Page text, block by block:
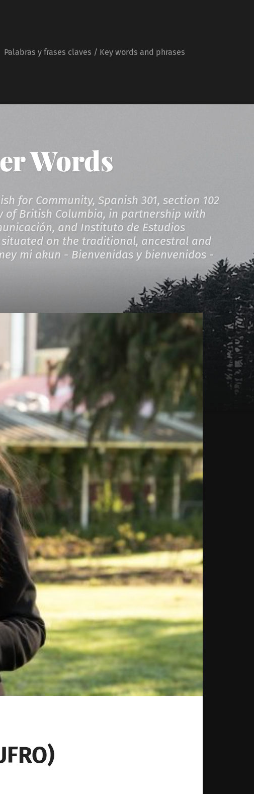
Palabras y frases claves / Key words and phrases
Words
for Community, Spanish 301, section 102
of British Columbia, in partnership with
and Instituto de Estudios
situated on the traditional, ancestral and
mi akun - Bienvenidas y bienvenidos -